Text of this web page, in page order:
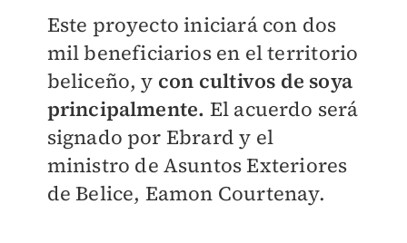
Este proyecto iniciará con dos
mil beneficiarios en el territorio
beliceño, y con cultivos de soya
principalmente. El acuerdo será
signado por Ebrard y el
ministro de Asuntos Exteriores
de Belice, Eamon Courtenay.